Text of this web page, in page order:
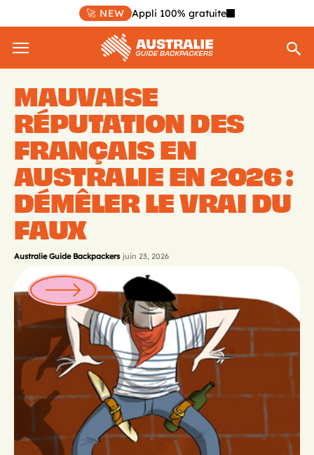
🚀 NEW Appli 100% gratuite
MAUVAISE
RÉPUTATION DES
FRANÇAIS EN
AUSTRALIE EN 2026 :
DÉMÊLER LE VRAI DU
FAUX
Australie Guide Backpackers juin 23, 2026